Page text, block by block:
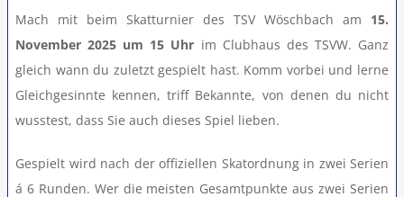
Verein
Teamshop
Clubhausumbau
Rechtliches
Mach mit beim Skatturnier des TSV Wöschbach am 15.
November 2025 um 15 Uhr im Clubhaus des TSVW. Ganz
gleich wann du zuletzt gespielt hast. Komm vorbei und lerne
Gleichgesinnte kennen, triff Bekannte, von denen du nicht
wusstest, dass Sie auch dieses Spiel lieben.
Gespielt wird nach der offiziellen Skatordnung in zwei Serien
á 6 Runden. Wer die meisten Gesamtpunkte aus zwei Serien